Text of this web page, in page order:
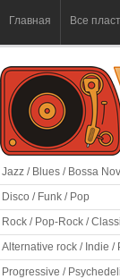
Главная Все
Jazz / Blues / Bossa
Disco / Funk / Pop
Rock / Pop-Rock /
Alternative rock / Indie /
Progressive /